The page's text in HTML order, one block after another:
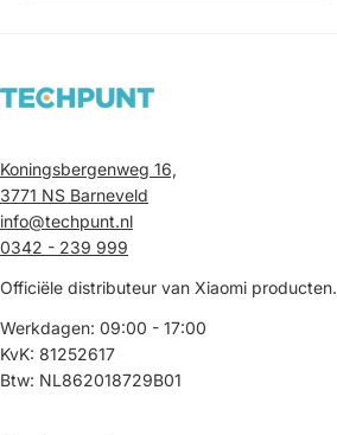
Koningsbergenweg 16,
3771 NS Barneveld
info@techpunt.nl
0342 - 239 999
Officiële distributeur van Xiaomi producten.
Werkdagen: 09:00 - 17:00
KvK: 81252617
Btw: NL862018729B01